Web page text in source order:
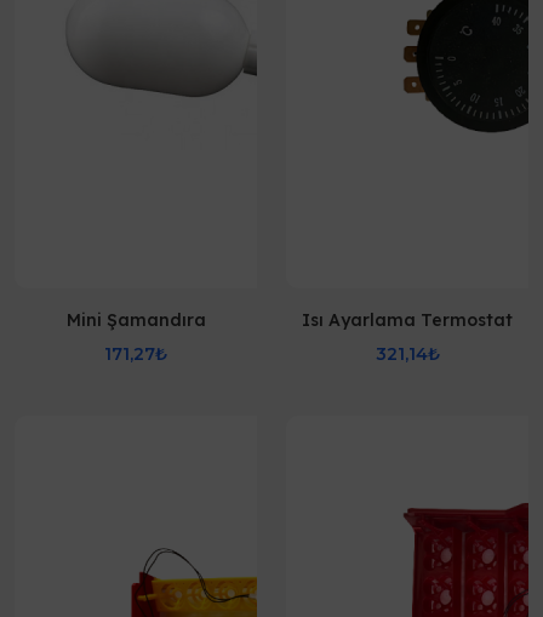
Mini Şamandıra
171,27₺
Isı Ayarlama Termostat
321,14₺